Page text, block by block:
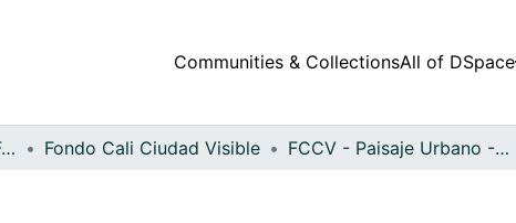
Communities & CollectionsAll of DSpace
Archivo del Patrimonio Fotográfico y Fílmico del Valle del Cauca Fondo Cali Ciudad Visible FCCV - Paisaje Urbano - Patrimonial